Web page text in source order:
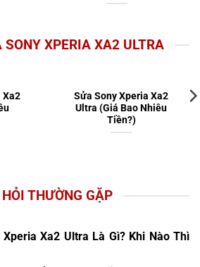
SONY XPERIA XA2 ULTRA
Xa2
Sửa Sony Xperia Xa2
Ultra (Giá Bao Nhiêu
Tiền?)
THƯỜNG GẶP
Xa2 Ultra Là Gì? Khi Nào Thì